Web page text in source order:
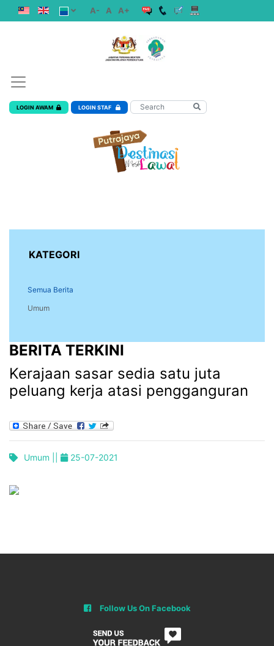
A- A A+
LOGIN AWAM LOGIN STAF
KATEGORI
Semua Berita
Umum
BERITA TERKINI
Kerajaan sasar sedia satu juta
peluang kerja atasi pengganguran
Umum || 25-07-2021
Follow Us On Facebook